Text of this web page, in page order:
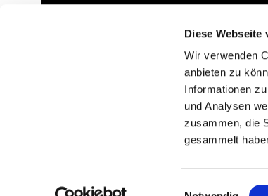
Diese Webseite
Wir verwenden
anbieten zu
Informationen
und Analysen
zusammen, die
gesammelt